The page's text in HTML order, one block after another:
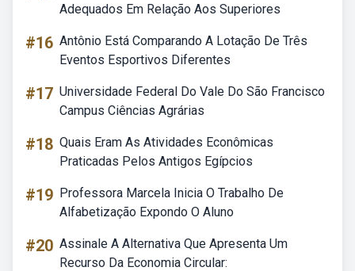
Adequados Em Relação Aos Superiores
#16 Antônio Está Comparando A Lotação De Três
Eventos Esportivos Diferentes
#17 Universidade Federal Do Vale Do São Francisco
Campus Ciências Agrárias
#18 Quais Eram As Atividades Econômicas
Praticadas Pelos Antigos Egípcios
#19 Professora Marcela Inicia O Trabalho De
Alfabetização Expondo O Aluno
#20 Assinale A Alternativa Que Apresenta Um
Recurso Da Economia Circular: